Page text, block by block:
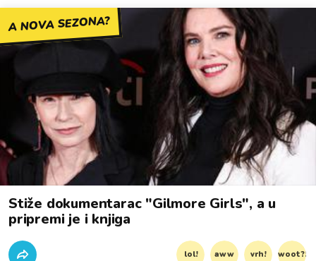
A NOVA SEZONA?
Stiže dokumentarac "Gilmore Girls", a u
pripremi je i knjiga
lol! aww vrh! woot?!